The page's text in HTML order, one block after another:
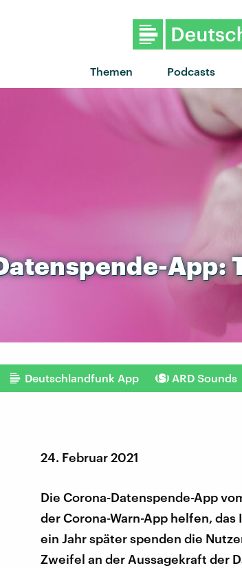
Themen Podcasts
App:
Deutschlandfunk App ARD Sounds
24. Februar 2021
Die Corona-Datenspende-App
der Corona-Warn-App helfen,
ein Jahr später spenden die
Zweifel an der Aussagekraft der